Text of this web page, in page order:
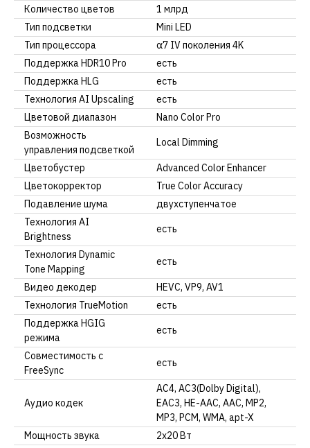
Количество цветов
1 млрд
Тип подсветки
Mini LED
Тип процессора
α7 IV поколения 4K
Поддержка HDR10 Pro
есть
Поддержка HLG
есть
Технология AI Upscaling
есть
Цветовой диапазон
Nano Color Pro
Возможность
управления подсветкой
Local Dimming
Цветобустер
Advanced Color Enhancer
Цветокорректор
True Color Accuracy
Подавление шума
двухступенчатое
Технология AI
Brightness
есть
Технология Dynamic
Tone Mapping
есть
Видео декодер
HEVC, VP9, AV1
Технология TrueMotion
есть
Поддержка HGIG
режима
есть
Совместимость с
FreeSync
есть
Аудио кодек
AC4, AC3(Dolby Digital),
EAC3, HE-AAC, AAC, MP2,
MP3, PCM, WMA, apt-X
Мощность звука
2х20 Вт